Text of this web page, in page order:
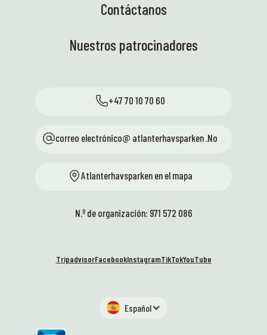
Contáctanos
Nuestros patrocinadores
+47 70 10 70 60
correo electrónico@ atlanterhavsparken .No
Atlanterhavsparken en el mapa
N.º de organización: 971 572 086
TripadvisorFacebookInstagramTikTokYouTube
Español